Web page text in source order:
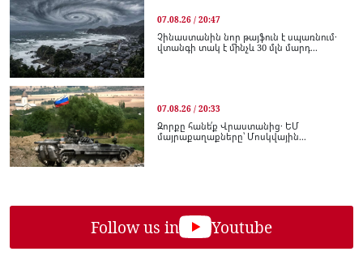
07.08.26 / 20:47
Չինաստանին նոր թայֆուն է սպառնում․
վտանգի տակ է մինչև 30 մլն մարդ...
07.08.26 / 20:33
Զորքը հանե՛ք Վրաստանից․ ԵՄ
մայրաքաղաքները՝ Մոսկվային...
Follow us in Youtube